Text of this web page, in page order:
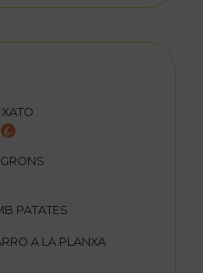
PATATES
A LA PLANXA